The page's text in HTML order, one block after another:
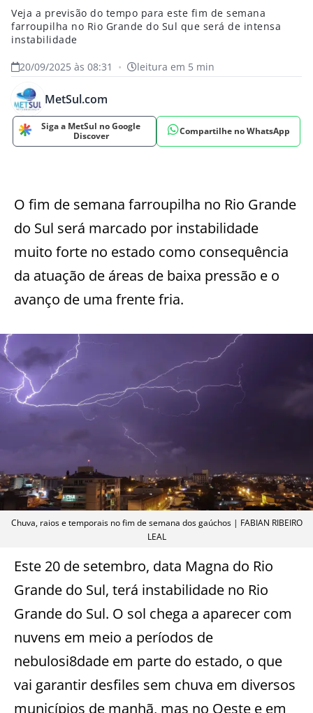
Veja a previsão do tempo para este fim de semana
farroupilha no Rio Grande do Sul que será de intensa
instabilidade
20/09/2025 às 08:31 • leitura em 5 min
MetSul.com
Siga a MetSul no Google
Discover
Compartilhe no WhatsApp
O fim de semana farroupilha no Rio Grande
do Sul será marcado por instabilidade
muito forte no estado como consequência
da atuação de áreas de baixa pressão e o
avanço de uma frente fria.
Chuva, raios e temporais no fim de semana dos gaúchos | FABIAN RIBEIRO
LEAL
Este 20 de setembro, data Magna do Rio
Grande do Sul, terá instabilidade no Rio
Grande do Sul. O sol chega a aparecer com
nuvens em meio a períodos de
nebulosi8dade em parte do estado, o que
vai garantir desfiles sem chuva em diversos
municípios de manhã, mas no Oeste e em